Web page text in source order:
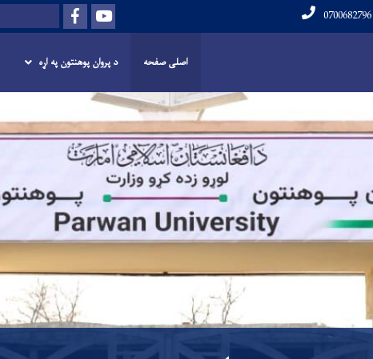
اصلي
منځپانګه
دانګل
Youtube
Facebook
اصلی صفحه د پروان پوهنتون په اړه